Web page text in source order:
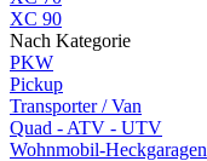
XC 90
Nach Kategorie
PKW
Pickup
Transporter / Van
Quad - ATV - UTV
Wohnmobil-Heckgaragen